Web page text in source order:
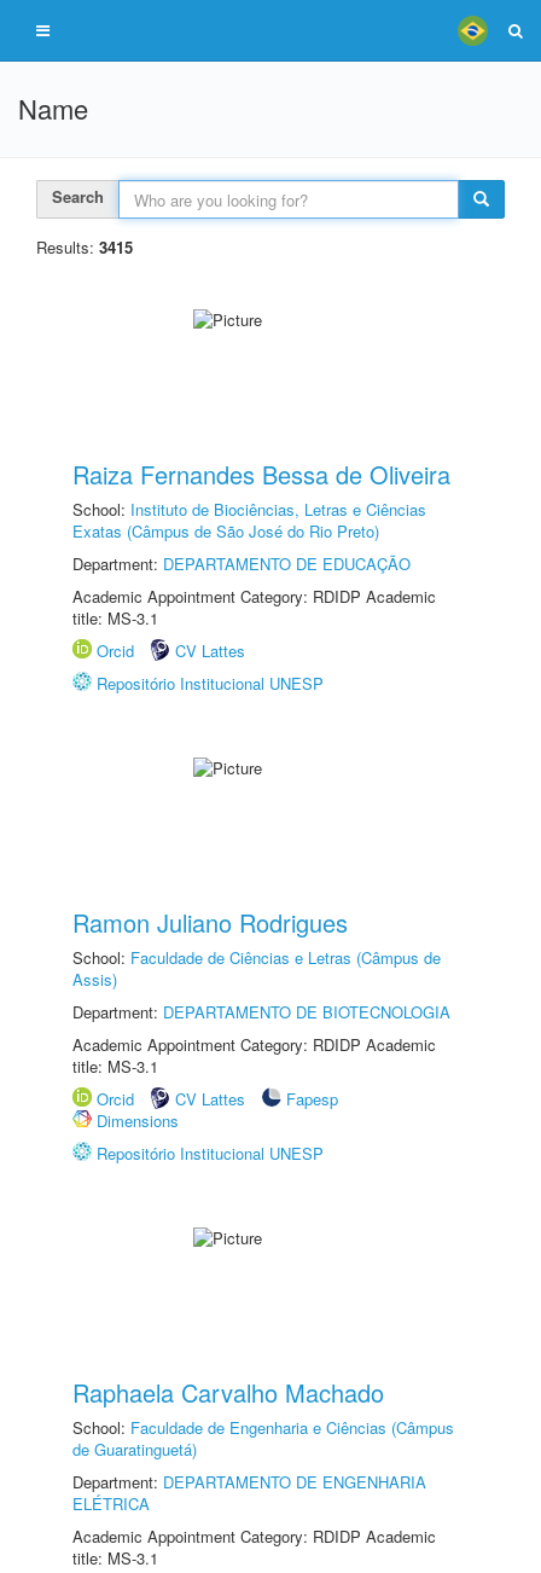
Name
Search
Results: 3415
Raiza Fernandes Bessa de Oliveira
School: Instituto de Biociências, Letras e Ciências
Exatas (Câmpus de São José do Rio Preto)
Department: DEPARTAMENTO DE EDUCAÇÃO
Academic Appointment Category: RDIDP Academic
title: MS-3.1
Orcid
CV Lattes
Repositório Institucional UNESP
Ramon Juliano Rodrigues
School: Faculdade de Ciências e Letras (Câmpus de
Assis)
Department: DEPARTAMENTO DE BIOTECNOLOGIA
Academic Appointment Category: RDIDP Academic
title: MS-3.1
Orcid
CV Lattes
Fapesp
Dimensions
Repositório Institucional UNESP
Raphaela Carvalho Machado
School: Faculdade de Engenharia e Ciências (Câmpus
de Guaratinguetá)
Department: DEPARTAMENTO DE ENGENHARIA
ELÉTRICA
Academic Appointment Category: RDIDP Academic
title: MS-3.1